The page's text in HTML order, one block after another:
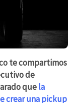
te compartimos
de
quela
crear una pickup